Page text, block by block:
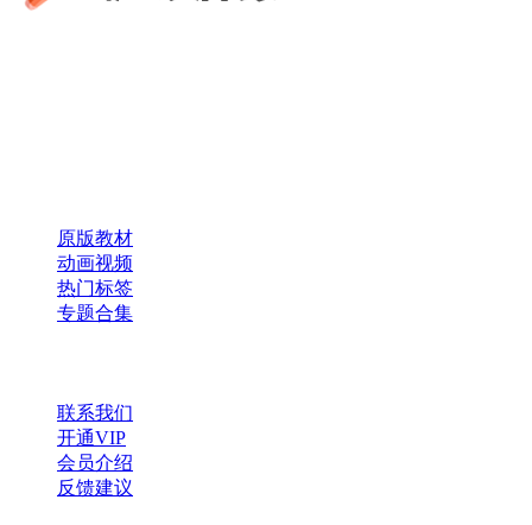
原版教材
动画视频
热门标签
专题合集
联系我们
开通VIP
会员介绍
反馈建议